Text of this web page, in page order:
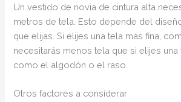
Un vestido de novia de cintura alta
metros de tela. Esto depende del
que elijas. Si elijes una tela más fina,
necesitarás menos tela que si elijes una
como el algodón o el raso.
Otros factores a considerar